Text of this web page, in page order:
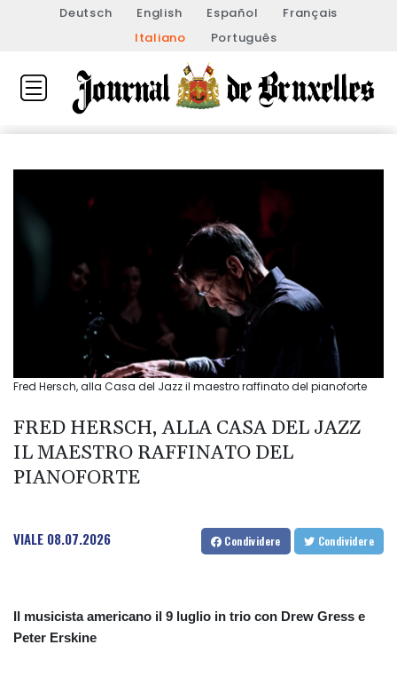
Deutsch English Español
Français
Italiano
Português
Fred Hersch, alla Casa del Jazz il maestro raffinato del pianoforte
FRED HERSCH, ALLA CASA DEL JAZZ
IL MAESTRO RAFFINATO DEL
PIANOFORTE
VIALE 08.07.2026 Condividere Condividere
Il musicista americano il 9 luglio in trio con Drew Gress e
Peter Erskine